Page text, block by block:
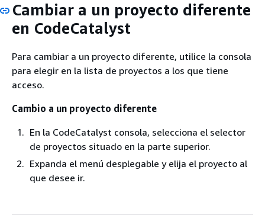
Cambiar a un proyecto diferente
en CodeCatalyst
Para cambiar a un proyecto diferente, utilice la consola
para elegir en la lista de proyectos a los que tiene
acceso.
Cambio a un proyecto diferente
En la CodeCatalyst consola, selecciona el selector
de proyectos situado en la parte superior.
Expanda el menú desplegable y elija el proyecto al
que desee ir.